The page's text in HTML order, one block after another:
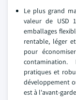
Le plus grand
valeur de USD
emballages
rentable, léger
pour
contamination.
pratiques et
développement
est à l'avant-